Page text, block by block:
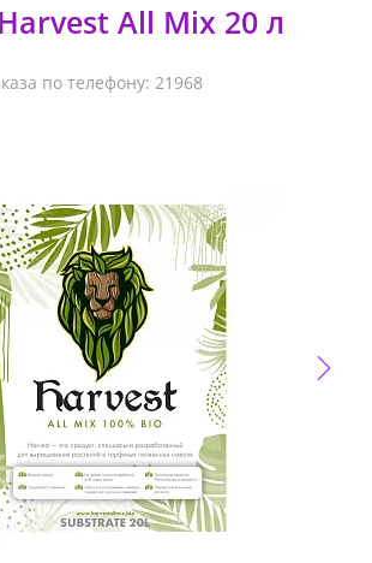
All Mix 20 л
по телефону: 21968